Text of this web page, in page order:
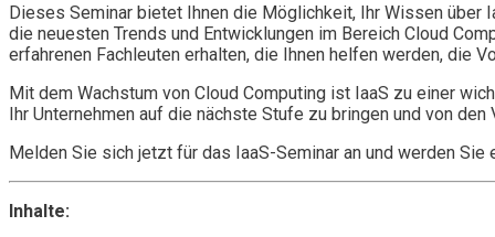
Dieses Seminar bietet Ihnen die Möglichkeit, Ihr Wissen über
die neuesten Trends und Entwicklungen im Bereich Cloud
erfahrenen Fachleuten erhalten, die Ihnen helfen werden, die
Mit dem Wachstum von Cloud Computing ist IaaS zu einer
Ihr Unternehmen auf die nächste Stufe zu bringen und von
Melden Sie sich jetzt für das IaaS-Seminar an und werden
Inhalte: